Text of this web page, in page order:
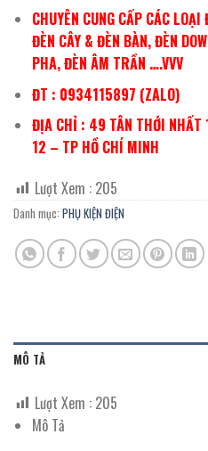
CHUYÊN CUNG CẤP CÁC
ĐÈN CÂY & ĐÈN BÀN, ĐÈN
PHA, ĐÈN ÂM TRẦN ….VVV
ĐT : 0934115897 (ZALO)
ĐỊA CHỈ : 49 TÂN THỚI NHẤT
12 – TP HỒ CHÍ MINH
Lượt Xem : 205
Danh mục: PHỤ KIỆN ĐIỆN
MÔ TẢ
Lượt Xem : 205
Mô Tả